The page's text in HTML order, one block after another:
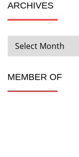
ARCHIVES
ARCHIVES
MEMBER OF